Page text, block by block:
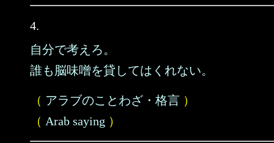
4.
自分で考えろ。
誰も脳味噌を貸してはくれない。
（ アラブのことわざ・格言 ）
（ Arab saying ）